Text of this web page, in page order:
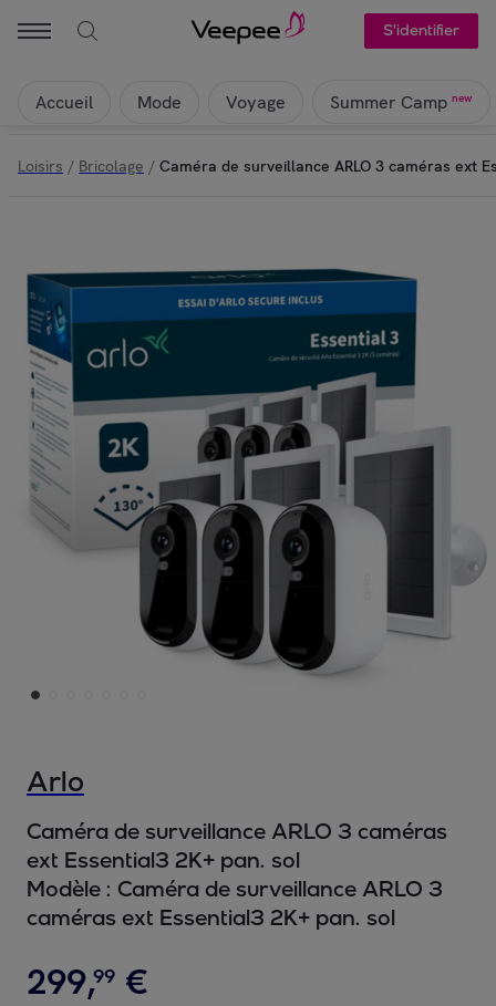
S'identifier
Accueil Mode Voyage Summer Camp new
Loisirs / Bricolage / Caméra de surveillance ARLO 3 caméras ext
Arlo
Caméra de surveillance ARLO 3 caméras
ext Essential3 2K+ pan. sol
Modèle : Caméra de surveillance ARLO 3
caméras ext Essential3 2K+ pan. sol
299,99 €